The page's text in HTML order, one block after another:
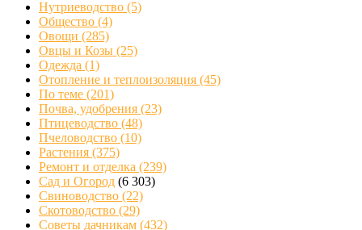
Нутриеводство (5)
Общество (4)
Овощи (285)
Овцы и Козы (25)
Одежда (1)
Отопление и теплоизоляция (45)
По теме (201)
Почва, удобрения (23)
Птицеводство (48)
Пчеловодство (10)
Растения (375)
Ремонт и отделка (239)
Сад и Огород (6 303)
Свиноводство (22)
Скотоводство (29)
Советы дачникам (432)